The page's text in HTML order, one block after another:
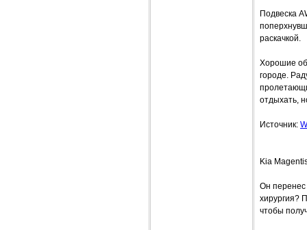
Подвеска
раскачкой.
Хорошие
городе.
отдыхать,
Источник:
Kia
Он перенес
хирургия?
чтобы